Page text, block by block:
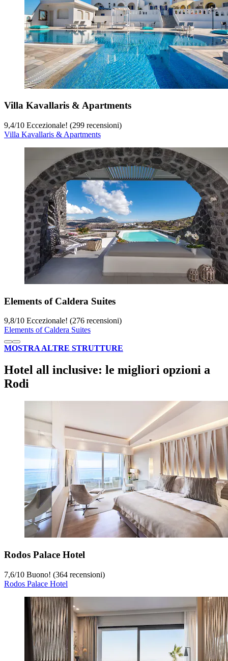
Villa Kavallaris & Apartments
9,4/10 Eccezionale! (299 recensioni)
Villa Kavallaris & Apartments
Elements of Caldera Suites
9,8/10 Eccezionale! (276 recensioni)
Elements of Caldera Suites
MOSTRA ALTRE STRUTTURE
Hotel all inclusive: le migliori opzioni a
Rodi
Rodos Palace Hotel
7,6/10 Buono! (364 recensioni)
Rodos Palace Hotel